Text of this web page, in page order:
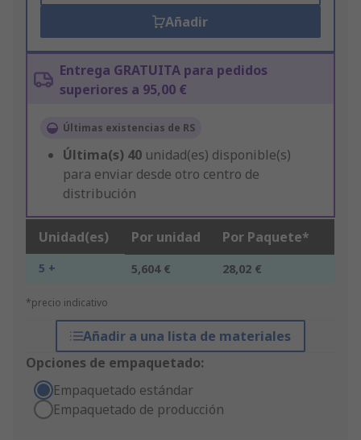
Añadir
Entrega GRATUITA para pedidos
superiores a 95,00 €
Últimas existencias de RS
Última(s) 40 unidad(es) disponible(s)
para enviar desde otro centro de
distribución
Unidad(es) Por unidad Por Paquete*
5 + 5,604 € 28,02 €
*precio indicativo
Añadir a una lista de materiales
Opciones de empaquetado:
Empaquetado estándar
Empaquetado de producción